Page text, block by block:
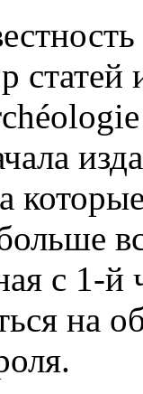
с 1-й
на